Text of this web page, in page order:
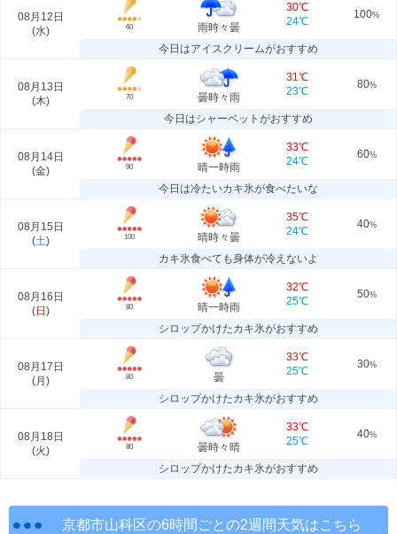
08月12日
(水) 60 雨時々曇
30℃
24℃
100%
今日はアイスクリームがおすすめ
08月13日
(木) 70 曇時々雨
31℃
23℃
80%
今日はシャーベットがおすすめ
08月14日
(金) 90 晴一時雨
33℃
24℃
60%
今日は冷たいカキ氷が食べたいな
08月15日
(土) 100 晴時々曇
35℃
24℃
40%
カキ氷食べても身体が冷えないよ
08月16日
(日 ) 80 晴一時雨
32℃
25℃
50%
シロップかけたカキ氷がおすすめ
08月17日
(月 ) 80 曇
33℃
25℃
30%
シロップかけたカキ氷がおすすめ
08月18日
(火) 80 曇時々晴
33℃
25℃
40%
シロップかけたカキ氷がおすすめ
京都市山科区の6時間ごとの2週間天気はこちら